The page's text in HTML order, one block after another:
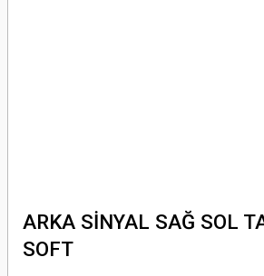
ARKA SİNYAL SAĞ SOL
SOFT